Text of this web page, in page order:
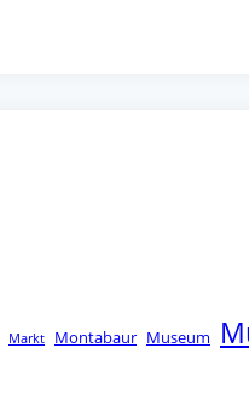
Markt Montabaur Museum